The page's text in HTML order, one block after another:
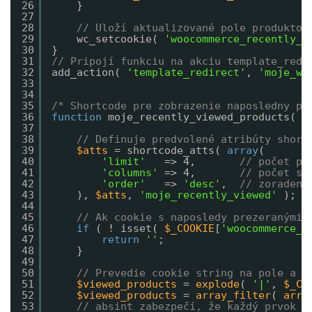
26
27
28
29
30
31
32
33
34
35
36
37
38
39
40
41
42
43
44
45
46
47
48
49
50
51
52
53
}
// Uloží aktualizované pole
wc_setcookie(
}
// Pripojí funkciu na akciu
add_action(
'template_redirect' ,
/* Shortcode pre zobrazenie naposledny
function moje_recently_viewed_products(
// Definuje predvolené atribúty
$atts = shortcode_atts( array(
'limit'
=> 4, // počet
'columns'
=> 4, // počet
'order'
=> 'desc' , //
), $atts , 'moje_recently_viewed'
);
// Ak cookie s naposledy
if
( ! isset( $_COOKIE [
return
'' ;
}
// Prevedie cookie string na pole a
$viewed_products = explode( '|' ,
$viewed_products = array_filter(
// absint zabezpečí, že každý prvok